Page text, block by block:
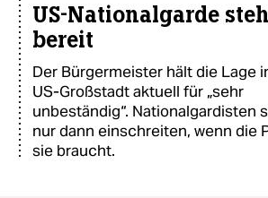
US-Nationalgarde
bereit
Der Bürgermeister hält die Lage
US-Großstadt aktuell für „sehr
unbeständig“. Nationalgardisten
nur dann einschreiten, wenn die
sie braucht.